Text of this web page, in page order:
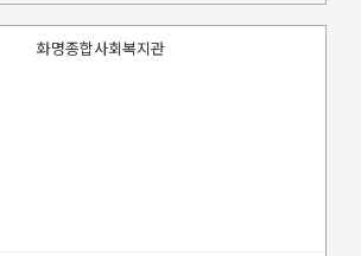
화명종합사회복지관